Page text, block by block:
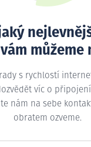
můžeme
s rychlostí
víc o
nám na sebe
obratem ozveme.